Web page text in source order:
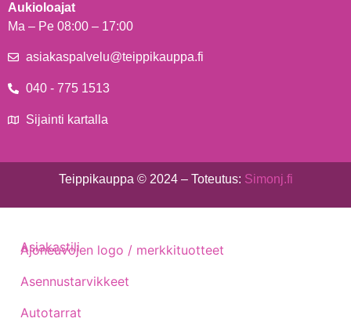
Aukioloajat
Ma – Pe 08:00 – 17:00
asiakaspalvelu@teippikauppa.fi
040 - 775 1513
Sijainti kartalla
Teippikauppa © 2024 – Toteutus: Simonj.fi
Ajoneuvojen logo / merkkituotteet
Asennustarvikkeet
Autotarrat
Asiakastili